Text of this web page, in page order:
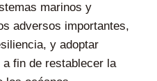
marinos y
adversos importantes,
y adoptar
fin de restablecer la